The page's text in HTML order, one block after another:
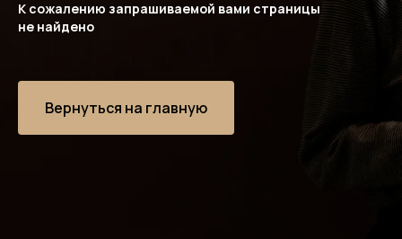
К сожалению запрашиваемой вами страницы
не найдено
Вернуться на главную